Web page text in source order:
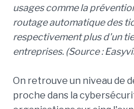
usages comme la
routage automatique des
respectivement plus d'un
entreprises. (Source :
On retrouve un niveau de
proche dans la